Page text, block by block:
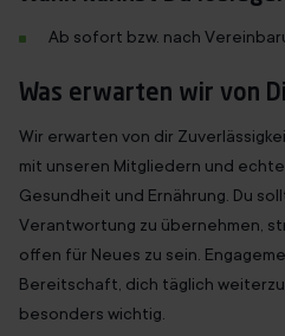
Ab sofort bzw. nach
Was erwarten wir von
Wir erwarten von dir
mit unseren Mitgliedern und
Gesundheit und Ernährung. Du
Verantwortung zu übernehmen,
offen für Neues zu sein.
Bereitschaft, dich täglich
besonders wichtig.